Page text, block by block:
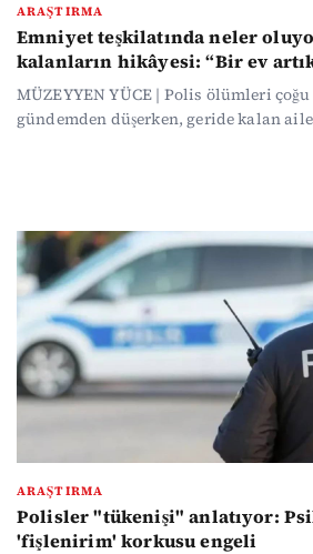
ARAŞTIRMA
Emniyet teşkilatında neler
kalanların hikâyesi: “Bir ev
MÜZEYYEN YÜCE | Polis ölümleri
gündemden düşerken, geride kalan
ARAŞTIRMA
Polisler "tükenişi" anlatıyor:
'fişlenirim' korkusu engeli